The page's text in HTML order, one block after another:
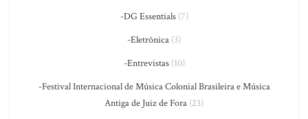
-DG Essentials(7)
-Eletrônica (3)
-Entrevistas(10)
-Festival Internacional de Música Colonial Brasileira e Música
Antiga de Juiz de Fora (23)